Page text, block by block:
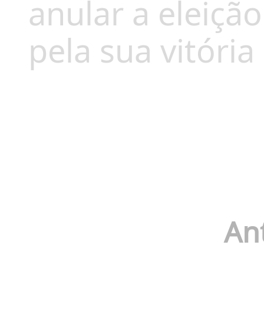
anular a
pela sua